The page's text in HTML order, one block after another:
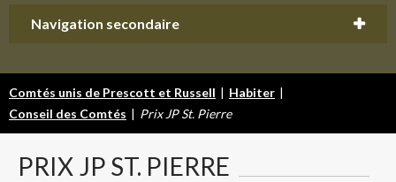
Navigation secondaire
Comtés unis de Prescott et Russell | Habiter |
Conseil des Comtés | Prix JP St. Pierre
PRIX JP ST. PIERRE